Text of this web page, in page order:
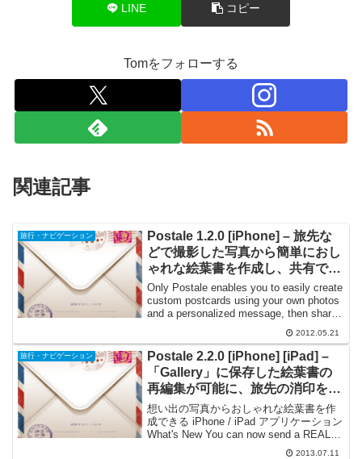
LINE コピー
Tomをフォローする
関連記事
旅行・ナビゲーション
Postale 1.2.0 [iPhone] – 旅先な
どで撮影した写真から簡単におし
ゃれな絵葉書を作成し、共有でき
るアプリケーション
Only Postale enables you to easily create
custom postcards using your own photos
and a personalized message, then share
2012.05.21
旅行・ナビゲーション
Postale 2.2.0 [iPhone] [iPad] –
「Gallery」に保存した絵葉書の
再編集が可能に、旅先の消印を捺
した絵葉書を簡単に作成できる
想い出の写真からおしゃれな絵葉書を作
成できる iPhone / iPad アプリケーション
What's New You can now send a REAL
postcard right from Postale. Just2013.07.11